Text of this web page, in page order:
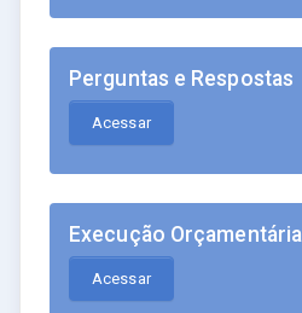
Perguntas e Respostas
Acessar
Execução Orçamentária
Acessar